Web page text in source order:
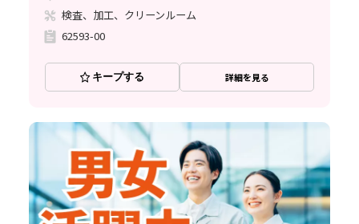
検査、加工、クリーンルーム
62593-00
キープする 詳細を見る